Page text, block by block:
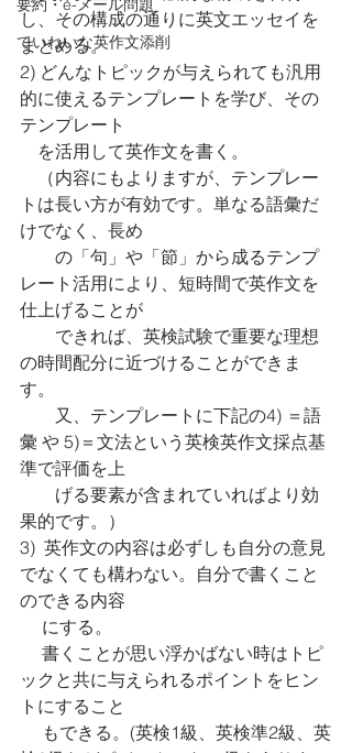
要約・e-メール問題
ていねいな英作文添削
し、その構成の通りに英文エッセイを
まとめる。
2) どんなトピックが与えられても汎用
的に使えるテンプレートを学び、その
テンプレート
を活用して英作文を書く。
（内容にもよりますが、テンプレー
トは長い方が有効です。単なる語彙だ
けでなく、長め
の「句」や「節」から成るテンプ
レート活用により、短時間で英作文を
仕上げることが
できれば、英検試験で重要な理想
の時間配分に近づけることができま
す。
又、テンプレートに下記の4) ＝語
彙 や 5)＝文法という英検英作文採点基
準で評価を上
げる要素が含まれていればより効
果的です。）
3)  英作文の内容は必ずしも自分の意見
でなくても構わない。自分で書くこと
のできる内容
にする。
ックと共に与えられるポイントをヒン
トにすること
もできる。(英検1級、英検準2級、英